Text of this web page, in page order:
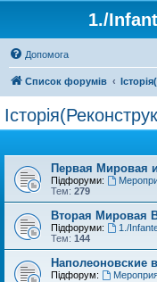
1./
Допомога
Список форумів
Первая Мировая
Підфоруми:
Тем: 279
Вторая Мировая
Підфоруми: 1./
Тем: 144
Наполеоновские
Підфорум: